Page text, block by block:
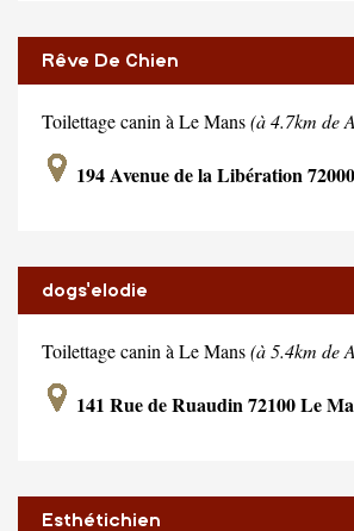
Rêve De Chien
Toilettage canin à Le Mans(à 4.7km de
194 Avenue de la Libération
dogs'elodie
Toilettage canin à Le Mans(à 5.4km de
141 Rue de Ruaudin 72100 Le
Esthétichien